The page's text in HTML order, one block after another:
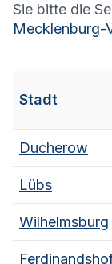
Sie bitte die
Mecklenburg-
Stadt
Ducherow
Lübs
Wilhelmsburg